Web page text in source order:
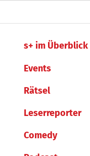
s+ im Überblick
Events
Rätsel
Leserreporter
Comedy